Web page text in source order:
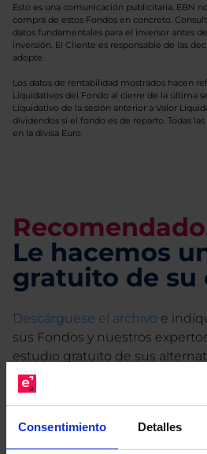
Consentimiento Detalles
Esto es una comunicación publicitaria. EBN
compra de estos Fondos en concreto.
datos fundamentales para el inversor antes
inversión. El Cliente es responsable de las
adopte.
Los datos de rentabilidad mostrados hacen
Liquidativos del Fondo al cierre de la última
Liquidativo de la sesión anterior a Valor
dividendos si el fondo es de reparto. Todas
en la divisa Euro.
Le hacemos
gratuito de su
Descárguese el archivo e
sus Fondos y nuestros
estudio gratuito de sus
Limpias con las que podrá